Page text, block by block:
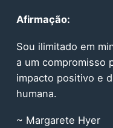
Afirmação:
Sou ilimitado em
a um compromisso
impacto positivo e
humana.
~ Margarete Hyer